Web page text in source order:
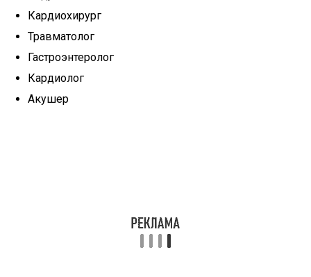
Кардиохирург
Травматолог
Гастроэнтеролог
Кардиолог
Акушер